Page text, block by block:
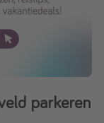
parkeren